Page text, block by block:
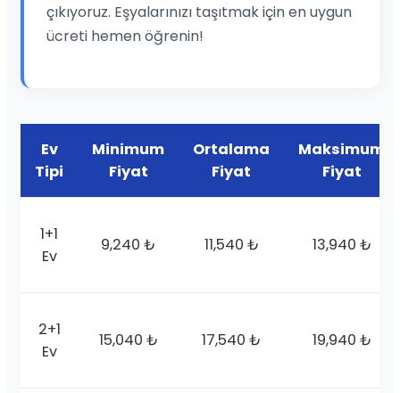
çıkıyoruz. Eşyalarınızı taşıtmak için en uygun
ücreti hemen öğrenin!
Ev
Tipi
Minimum
Fiyat
Ortalama
Fiyat
Maksimum
Fiyat
1+1
Ev
9,240 ₺ 11,540 ₺ 13,940 ₺
2+1
Ev
15,040 ₺ 17,540 ₺ 19,940 ₺